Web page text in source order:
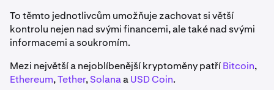
To těmto jednotlivcům umožňuje zachovat si větší
kontrolu nejen nad svými financemi, ale také nad svými
informacemi a soukromím.
Mezi největší a nejoblíbenější kryptoměny patříBitcoin,
Ethereum,Tether,SolanaaUSD Coin.